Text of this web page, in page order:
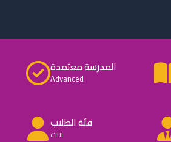
المدرسة معتمدة
Advanced
فئة الطلاب
بنات